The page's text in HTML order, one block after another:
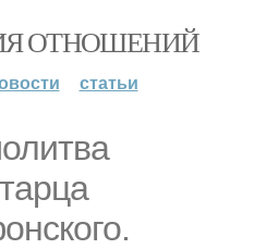
ОТНОШЕНИЙ
статьи